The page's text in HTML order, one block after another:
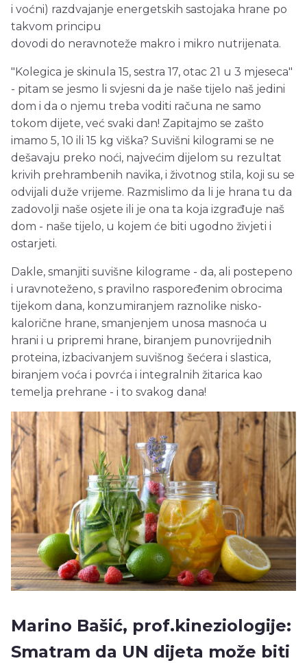
i voćni) razdvajanje energetskih sastojaka hrane po
takvom principu
dovodi do neravnoteže makro i mikro nutrijenata.
"Kolegica je skinula 15, sestra 17, otac 21 u 3 mjeseca"
- pitam se jesmo li svjesni da je naše tijelo naš jedini
dom i da o njemu treba voditi računa ne samo
tokom dijete, već svaki dan! Zapitajmo se zašto
imamo 5, 10 ili 15 kg viška? Suvišni kilogrami se ne
dešavaju preko noći, najvećim dijelom su rezultat
krivih prehrambenih navika, i životnog stila, koji su se
odvijali duže vrijeme. Razmislimo da li je hrana tu da
zadovolji naše osjete ili je ona ta koja izgrađuje naš
dom - naše tijelo, u kojem će biti ugodno živjeti i
ostarjeti.
Dakle, smanjiti suvišne kilograme - da, ali postepeno
i uravnoteženo, s pravilno raspoređenim obrocima
tijekom dana, konzumiranjem raznolike nisko-
kalorične hrane, smanjenjem unosa masnoća u
hrani i u pripremi hrane, biranjem punovrijednih
proteina, izbacivanjem suvišnog šećera i slastica,
biranjem voća i povrća i integralnih žitarica kao
temelja prehrane - i to svakog dana!
Marino Bašić, prof.kineziologije:
Smatram da UN dijeta može biti